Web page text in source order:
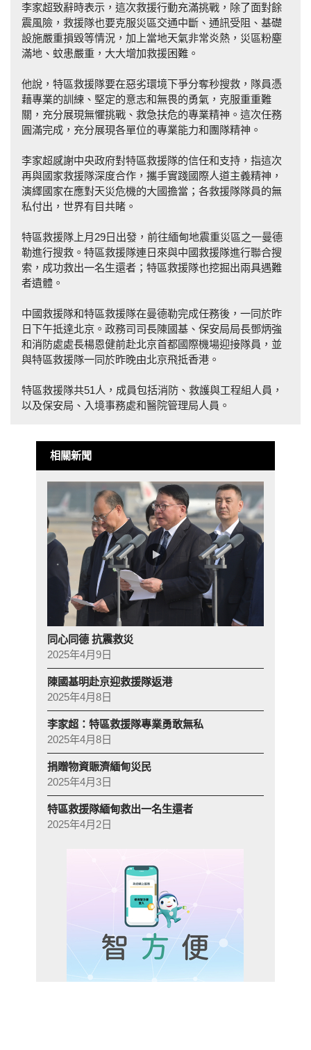
李家超致辭時表示，這次救援行動充滿挑戰，除了面對餘
震風險，救援隊也要克服災區交通中斷、通訊受阻、基礎
設施嚴重損毀等情況，加上當地天氣非常炎熱，災區粉塵
滿地、蚊患嚴重，大大增加救援困難。
他說，特區救援隊要在惡劣環境下爭分奪秒搜救，隊員憑
藉專業的訓練、堅定的意志和無畏的勇氣，克服重重難
關，充分展現無懼挑戰、救急扶危的專業精神。這次任務
圓滿完成，充分展現各單位的專業能力和團隊精神。
李家超感謝中央政府對特區救援隊的信任和支持，指這次
再與國家救援隊深度合作，攜手實踐國際人道主義精神，
演繹國家在應對天災危機的大國擔當；各救援隊隊員的無
私付出，世界有目共睹。
特區救援隊上月29日出發，前往緬甸地震重災區之一曼德
勒進行搜救。特區救援隊連日來與中國救援隊進行聯合搜
索，成功救出一名生還者；特區救援隊也挖掘出兩具遇難
者遺體。
中國救援隊和特區救援隊在曼德勒完成任務後，一同於昨
日下午抵達北京。政務司司長陳國基、保安局局長鄧炳強
和消防處處長楊恩健前赴北京首都國際機場迎接隊員，並
與特區救援隊一同於昨晚由北京飛抵香港。
特區救援隊共51人，成員包括消防、救護與工程組人員，
以及保安局、入境事務處和醫院管理局人員。
相關新聞
同心同德 抗震救災
2025年4月9日
陳國基明赴京迎救援隊返港
2025年4月8日
李家超：特區救援隊專業勇敢無私
2025年4月8日
捐贈物資賑濟緬甸災民
2025年4月3日
特區救援隊緬甸救出一名生還者
2025年4月2日